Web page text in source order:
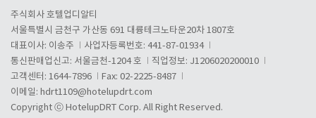
주식회사 호텔업디알티
서울특별시 금천구 가산동 691 대륭테크노타운20차 1807호
대표이사: 이송주
사업자등록번호: 441-87-01934
통신판매업신고: 서울금천-1204 호
직업정보: J1206020200010
고객센터: 1644-7896
Fax: 02-2225-8487
이메일: hdrt1109@hotelupdrt.com
Copyright ⓒ HotelupDRT Corp. All Right Reserved.